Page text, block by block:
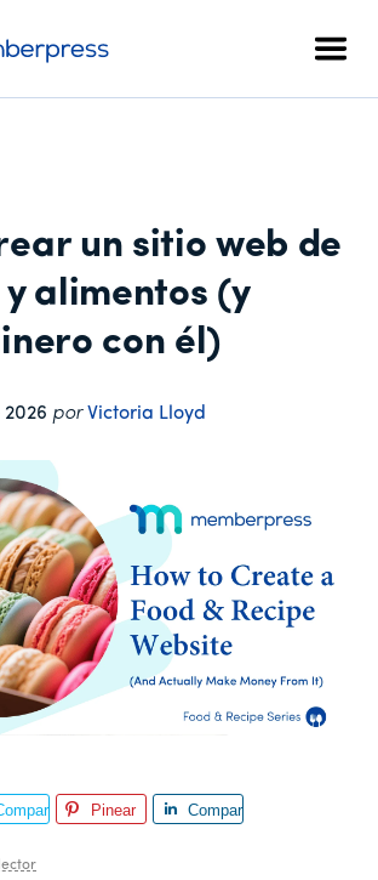
un sitio web de
alimentos (y
con él)
porVictoria Lloyd
Pinear
Compar